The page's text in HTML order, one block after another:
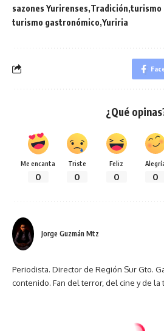
sazones Yurirenses Tradición turismo
turismo gastronómico Yuriria
¿Qué
Me encanta
0
Triste
0
Feliz
0 0
Jorge Guzmán Mtz
Periodista. Director de Región Sur Gto.
contenido. Fan del terror, del cine y de la